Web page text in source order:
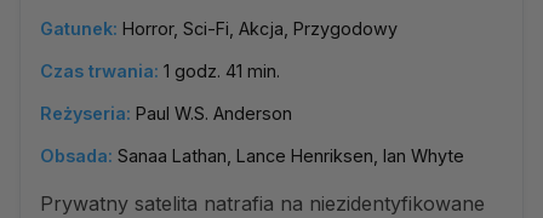
Gatunek: Horror, Sci-Fi, Akcja, Przygodowy
Czas trwania: 1 godz. 41 min.
Reżyseria: Paul W.S. Anderson
Obsada: Sanaa Lathan, Lance Henriksen, Ian Whyte
Prywatny satelita natrafia na niezidentyfikowane